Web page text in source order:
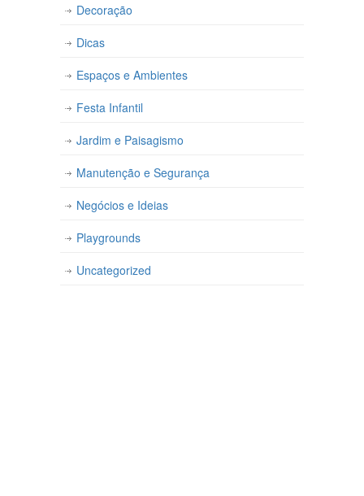
Decoração
Dicas
Espaços e Ambientes
Festa Infantil
Jardim e Paisagismo
Manutenção e Segurança
Negócios e Ideias
Playgrounds
Uncategorized